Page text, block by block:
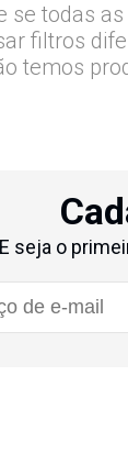
se todas
filtros
temos
E seja o